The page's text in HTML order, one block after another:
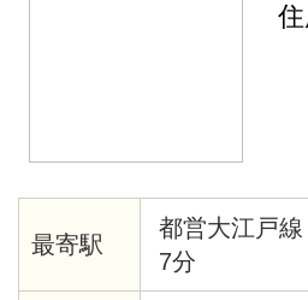
最寄駅
都営大江戸
7分